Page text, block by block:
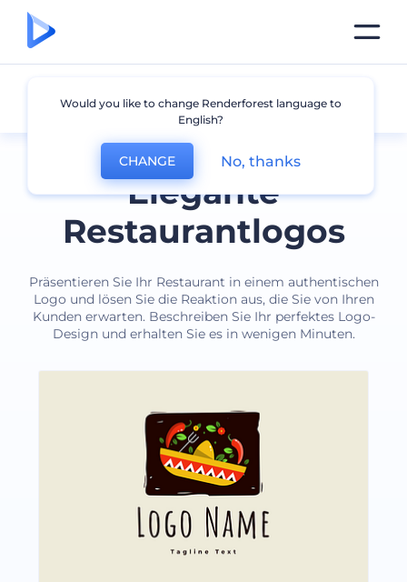
Elegante
Restaurantlogos
Präsentieren Sie Ihr Restaurant in einem authentischen
Logo und lösen Sie die Reaktion aus, die Sie von Ihren
Kunden erwarten. Beschreiben Sie Ihr perfektes Logo-
Design und erhalten Sie es in wenigen Minuten.
Restaurant
Would you like to change Renderforest language to
English?
CHANGE No, thanks